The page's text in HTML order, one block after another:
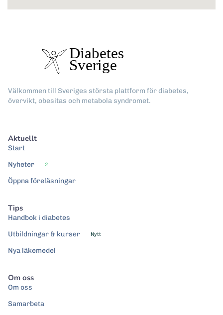
Välkommen till Sveriges största plattform för diabetes,
övervikt, obesitas och metabola syndromet.
Aktuellt
Start
Nyheter
2
Öppna föreläsningar
Tips
Handbok i diabetes
Utbildningar & kurser
Nytt
Nya läkemedel
Om oss
Om oss
Samarbeta